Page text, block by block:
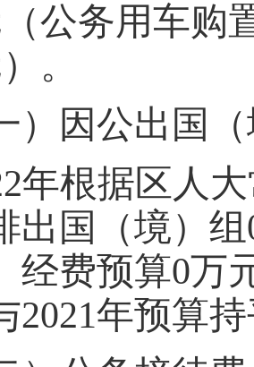
公务用车购
。
）因公出国
2年根据区人
出国（境）组
经费预算0万
2021年预算